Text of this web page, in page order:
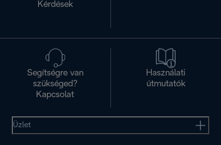
Kérdések
Segítségre van
szükséged?
Kapcsolat
Használati
útmutatók
Üzlet